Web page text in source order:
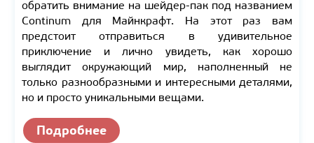
обратить внимание на шейдер-пак под названием
Continum для Майнкрафт. На этот раз вам
предстоит отправиться в удивительное
приключение и лично увидеть, как хорошо
выглядит окружающий мир, наполненный не
только разнообразными и интересными деталями,
но и просто уникальными вещами.
Подробнее